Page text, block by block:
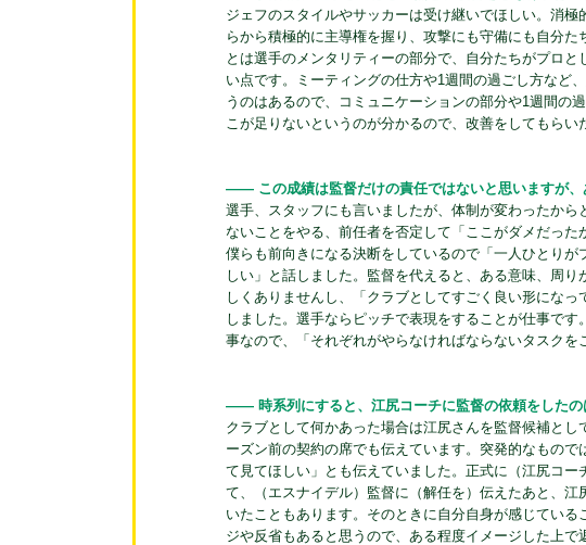
ジェフのスタイルやサッカーは受け継いでほしい。消
らから積極的に主導権を握り、攻撃にも守備にも自分
とは選手のメンタリティーの部分で、自分たちがプロ
い点です。ミーティングの仕方や1週間の過ごし方など
うのはあるので、コミュニケーションの部分や1週間の
こが足りないというのが分かるので、改善をしてもらい
―― この成績は監督だけの責任ではないと思いますが、
選手、スタッフにも言いましたが、体制が変わったか
ないことをやる、前任者を否定して「ここがダメだった
僕らも前向きになる決断をしているので「一人ひとり
しい」と話しました。監督を代えると、ある意味、周
しくありませんし、「クラブとしてすごく良い形にな
しました。選手ならピッチで表現をすることが仕事で
事なので、「それぞれがやらなければならないタスクを
―― 時系列にすると、江尻コーチに監督の依頼をしたの
クラブとして何かあった場合は江尻さんを監督候補と
ーズン前の契約の席でも伝えています。突発的なもの
て見てほしい」とも伝えていました。正式に（江尻コ
て、（エスナイデル）監督に（解任を）伝えたあと、
いたこともあります。そのときに自分自身が感じてい
ジや反省もあると思うので、ある程度イメージした上で